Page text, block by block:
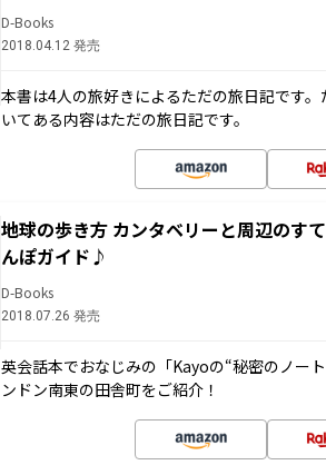
D-Books
2018.04.12 発売
本書は4人の旅好きによるただの旅日記です
いてある内容はただの旅日記です。
地球の歩き方 カンタベリーと周辺のす
んぽガイド♪
D-Books
2018.07.26 発売
英会話本でおなじみの「Kayoの“秘密のノー
ンドン南東の田舎町をご紹介！